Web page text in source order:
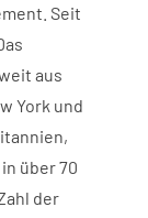
Seit
aus
York und
über 70
der